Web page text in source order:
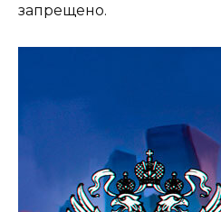
запрещено.